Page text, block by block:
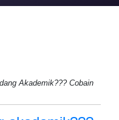
Akademik??? Cobain